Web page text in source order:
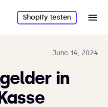
Shopify testen
June 14, 2024
in